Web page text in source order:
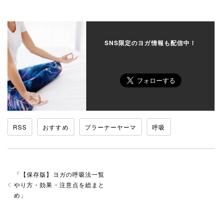
SNS限定のヨガ情報も配信中！
RSS おすすめ プラーナーヤーマ 呼吸
「 【保存版】ヨガの呼吸法一覧
やり方・効果・注意点を総まと
め 」